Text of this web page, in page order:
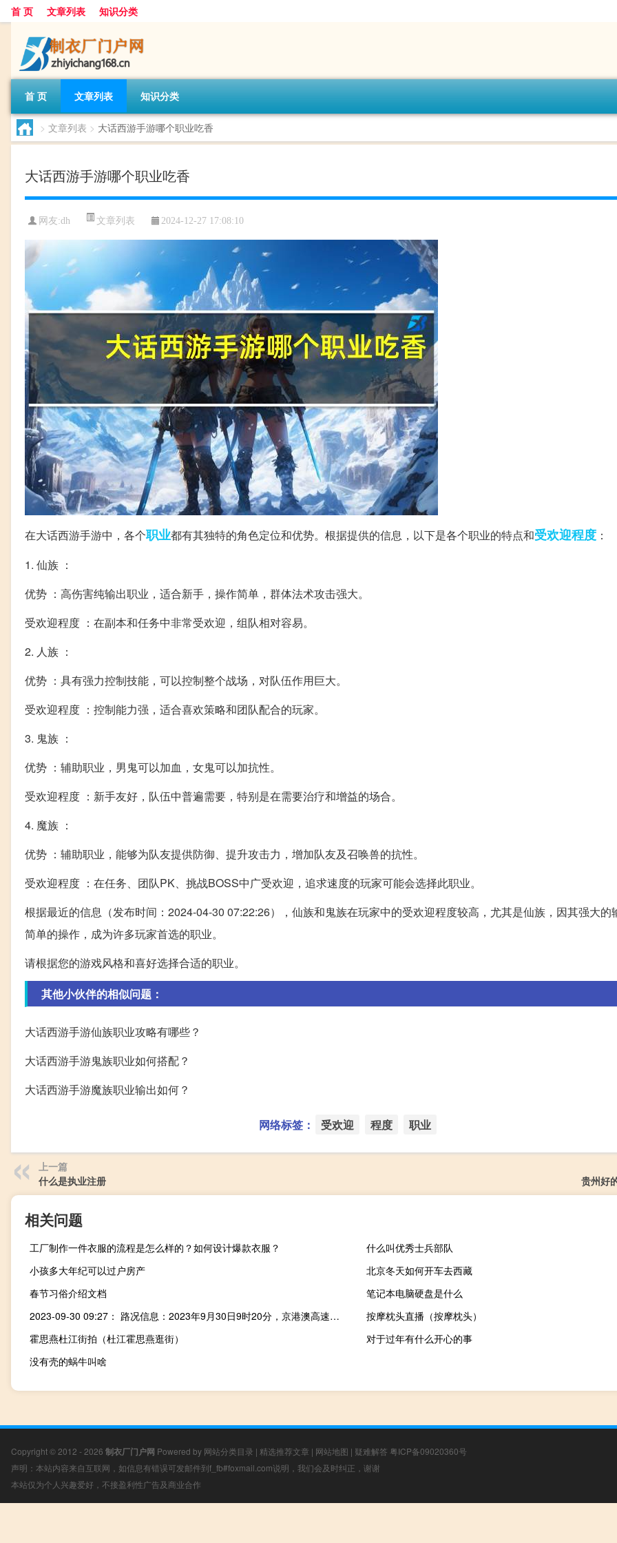
首 页 文章列表 知识分类
首 页 文章列表 知识分类
> 文章列表 > 大话西游手游哪个职业吃香
大话西游手游哪个职业吃香
网友:dh 文章列表 2024-12-27 17:08:10
在大话西游手游中，各个职业都有其独特的角色定位和优势。根据提供的信息，以下是各个职业的特点和受欢迎程度 ：
1. 仙族 ：
优势 ：高伤害纯输出职业，适合新手，操作简单，群体法术攻击强大。
受欢迎程度 ：在副本和任务中非常受欢迎，组队相对容易。
2. 人族 ：
优势 ：具有强力控制技能，可以控制整个战场，对队伍作用巨大。
受欢迎程度 ：控制能力强，适合喜欢策略和团队配合的玩家。
3. 鬼族 ：
优势 ：辅助职业，男鬼可以加血，女鬼可以加抗性。
受欢迎程度 ：新手友好，队伍中普遍需要，特别是在需要治疗和增益的场合。
4. 魔族 ：
优势 ：辅助职业，能够为队友提供防御、提升攻击力，增加队友及召唤兽的抗性。
受欢迎程度 ：在任务、团队PK、挑战BOSS中广受欢迎，追求速度的玩家可能会选择此职业。
根据最近的信息（发布时间：2024-04-30 07:22:26），仙族和鬼族在玩家中的受欢迎程度较高，尤其是仙族，因其强大的
简单的操作，成为许多玩家首选的职业。
请根据您的游戏风格和喜好选择合适的职业。
其他小伙伴的相似问题：
大话西游手游仙族职业攻略有哪些？
大话西游手游鬼族职业如何搭配？
大话西游手游魔族职业输出如何？
网络标签： 受欢迎 程度 职业
上一篇
什么是执业注册
贵州好
相关问题
工厂制作一件衣服的流程是怎么样的？如何设计爆款衣服？
什么叫优秀士兵部队
小孩多大年纪可以过户房产
北京冬天如何开车去西藏
春节习俗介绍文档
笔记本电脑硬盘是什么
2023-09-30 09:27： 路况信息：2023年9月30日9时20分，京港澳高速潭耒（潭衡）段王拾万收费站附近以北K1568处北往南因多车追尾造成交通通行缓慢，目前事故正在处理当中，交通恢复正常通行时间待定。Sa85Za ​​​
按摩枕头直播（按摩枕头）
霍思燕杜江街拍（杜江霍思燕逛街）
对于过年有什么开心的事
没有壳的蜗牛叫啥
Copyright © 2012 - 2026 制衣厂门户网 Powered by 网站分类目录 | 精选推荐文章 | 网站地图 | 疑难解答 粤ICP备09020360号
声明：本站内容来自互联网，如信息有错误可发邮件到f_fb#foxmail.com说明，我们会及时纠正，谢谢
本站仅为个人兴趣爱好，不接盈利性广告及商业合作